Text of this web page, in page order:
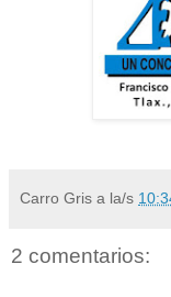
Carro Gris a la/s
2 comentarios: